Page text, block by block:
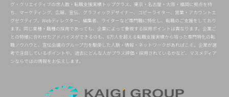
グ・クリエイティブの求人数・転職支援実績トップクラス。東京・名古屋・大阪・福岡に拠点を持
ち、マーケティング、広報、宣伝、グラフィックデザイナー、コピーライター、営業・アカウントエ
グゼクティブ、Webディレクター、編集者、ライターなど専門職に特化し、転職のご支援をしており
ます。同じ業種・職種の採用であっても、企業によって重視する採用ポイントは異なります。企業ご
との特徴に合わせたアドバイスができるのも、6万人を超える転職支援実績から培った専門特化の転
職ノウハウと、宣伝会議のグループ力を駆使した人脈・情報・ネットワークがあればこそ。企業が選
考で注目しているポイントや、過去にどんな人がプラス評価・採用されているかなど、マスメディア
ンならではの情報をお伝えします。